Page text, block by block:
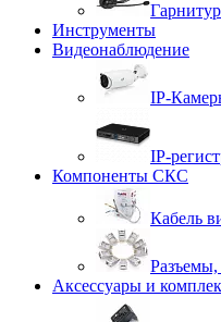
Инструменты
Видеонаблюдение
IP-
IP-
Компоненты СКС
Кабель
Разъемы,
Аксессуары и